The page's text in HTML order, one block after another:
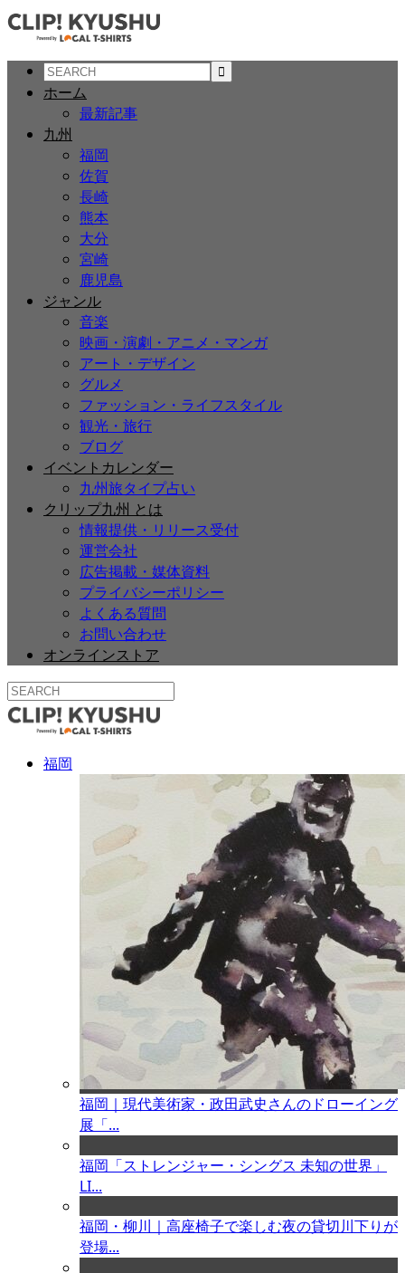
ホーム
最新記事
九州
福岡
佐賀
長崎
熊本
大分
宮崎
鹿児島
ジャンル
音楽
映画・演劇・アニメ・マンガ
アート・デザイン
グルメ
ファッション・ライフスタイル
観光・旅行
ブログ
イベントカレンダー
九州旅タイプ占い
クリップ九州 とは
情報提供・リリース受付
運営会社
広告掲載・媒体資料
プライバシーポリシー
よくある質問
お問い合わせ
オンラインストア
福岡
福岡｜現代美術家・政田武史さんのドローイング
展「...
福岡「ストレンジャー・シングス 未知の世界」
LI...
福岡・柳川｜高座椅子で楽しむ夜の貸切川下りが
登場...